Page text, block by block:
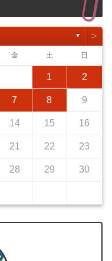
▼ >
金 土 日
1 2
7 8 9
14 15 16
21 22 23
28 29 30